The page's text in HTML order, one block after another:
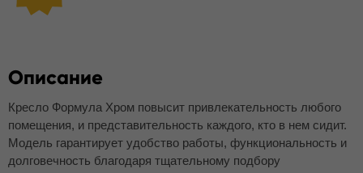
Описание
Кресло Формула Хром повысит привлекательность любого
помещения, и представительность каждого, кто в нем сидит.
Модель гарантирует удобство работы, функциональность и
долговечность благодаря тщательному подбору